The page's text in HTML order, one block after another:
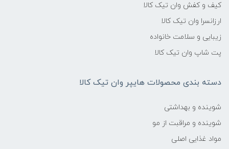
کیف و کفش وان تیک کالا
ارزانسرا وان تیک کالا
زیبایی و سلامت خانواده
پت شاپ وان تیک کالا
دسته بندی محصولات هایپر وان تیک کالا
شوینده و بهداشتی
شوینده و مراقبت از مو
مواد غذایی اصلی